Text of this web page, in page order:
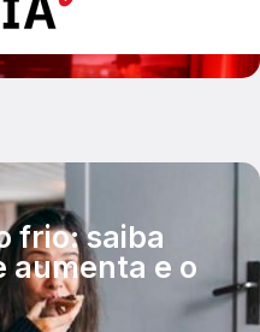
frio: saiba
aumenta e o